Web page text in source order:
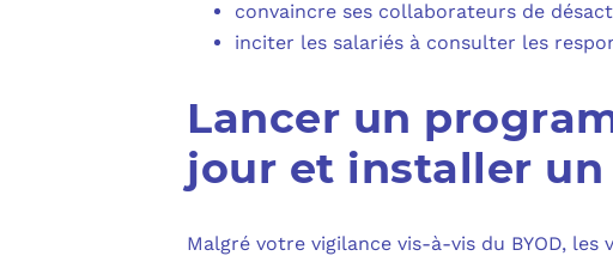
convaincre ses collaborateurs de
inciter les salariés à consulter les
Lancer un
jour et installer un
Malgré votre vigilance vis-à-vis du BYOD,